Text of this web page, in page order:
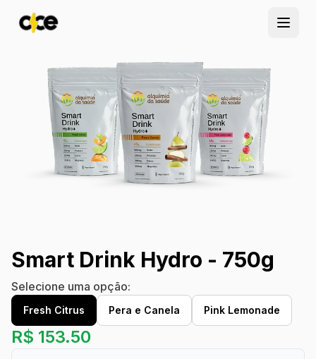
Abrir
Smart Drink Hydro - 750g
Selecione uma opção:
Fresh Citrus Pera e Canela Pink Lemonade
R$ 153.50